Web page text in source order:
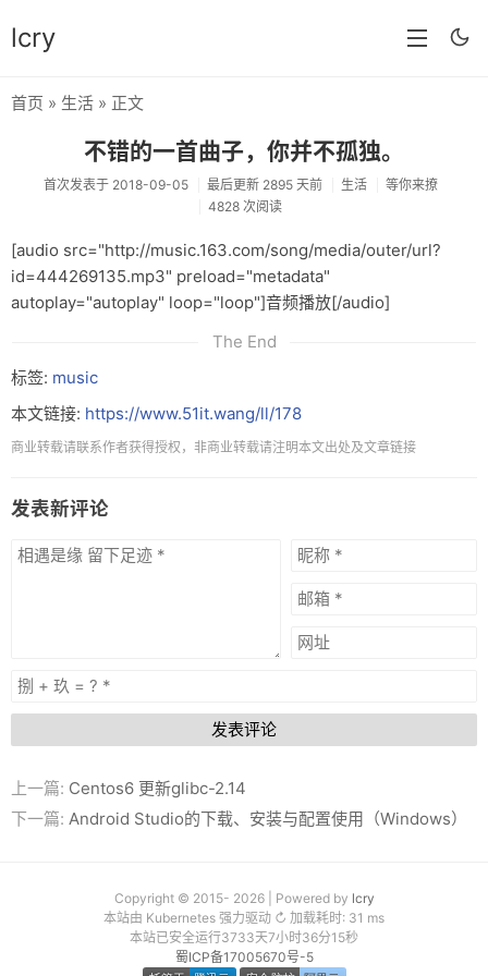
lcry
分类
分享
技术
教程
生活
归档
首页 » 生活 » 正文
不错的一首曲子，你并不孤独。
首次发表于 2018-09-05 最后更新 2895 天前 生活
等你来撩
4828 次阅读
[audio src="http://music.163.com/song/media/outer/url?
id=444269135.mp3" preload="metadata"
autoplay="autoplay" loop="loop"]音频播放[/audio]
The End
标签: music
本文链接: https://www.51it.wang/ll/178
商业转载请联系作者获得授权，非商业转载请注明本文出处及文章链接
发表新评论
发表评论
上一篇: Centos6 更新glibc-2.14
下一篇: Android Studio的下载、安装与配置使用（Windows）
Copyright © 2015- 2026 | Powered by lcry
本站由 Kubernetes 强力驱动 ↻ 加载耗时: 31 ms
本站已安全运行3733天7小时36分15秒
蜀ICP备17005670号-5